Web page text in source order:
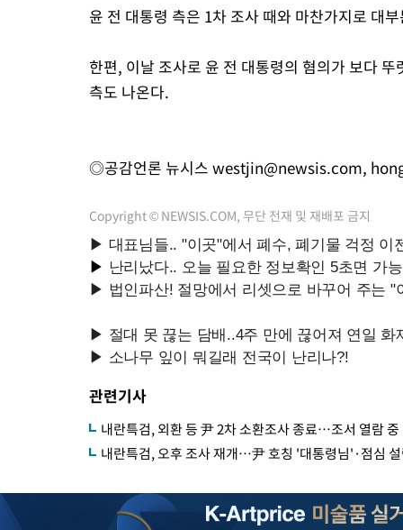
윤 전 대통령 측은 1차 조사 때와 마찬가지로 대
한편, 이날 조사로 윤 전 대통령의 혐의가 보다
측도 나온다.
◎공감언론 뉴시스 westjin@newsis.com,
Copyright © NEWSIS.COM, 무단 전재 및 재배포 금지
관련기사
내란특검, 외환 등 尹 2차 소환조사 종료…조서 열람 중
내란특검, 오후 조사 재개…尹 호칭 '대통령님'·점심